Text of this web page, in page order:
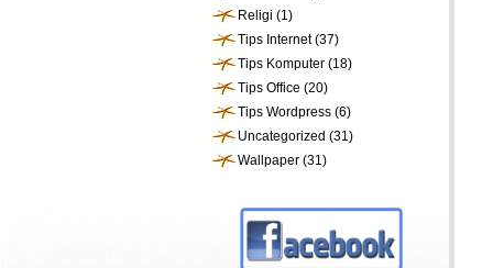
Religi (1)
Tips Internet(37)
Tips Komputer (18)
Tips Office (20)
Tips Wordpress (6)
Uncategorized (31)
Wallpaper (31)